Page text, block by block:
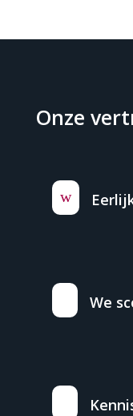
Onze
w
We